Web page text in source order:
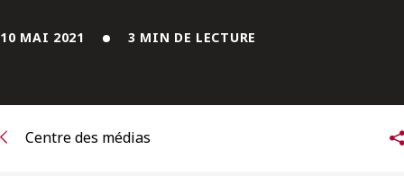
10 MAI 2021 3 MIN DE LECTURE
Centre des médias